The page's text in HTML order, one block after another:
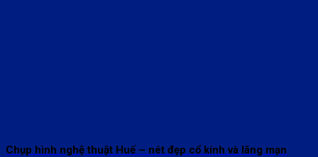
Chụp hình nghệ thuật Huế – nét đẹp cổ kính và lãng mạn